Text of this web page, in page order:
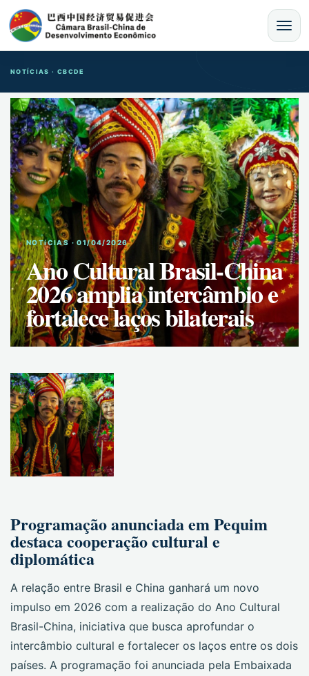
MENU
NOTÍCIAS · CBCDE
NOTíCIAS · 01/04/2026
Ano Cultural Brasil-China
2026 amplia intercâmbio e
fortalece laços bilaterais
Programação anunciada em Pequim
destaca cooperação cultural e
diplomática
A relação entre Brasil e China ganhará um novo
impulso em 2026 com a realização do Ano Cultural
Brasil-China, iniciativa que busca aprofundar o
intercâmbio cultural e fortalecer os laços entre os dois
países. A programação foi anunciada pela Embaixada